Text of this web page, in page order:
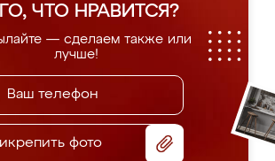
ЧТО НРАВИТСЯ?
— сделаем также или
лучше!
фото